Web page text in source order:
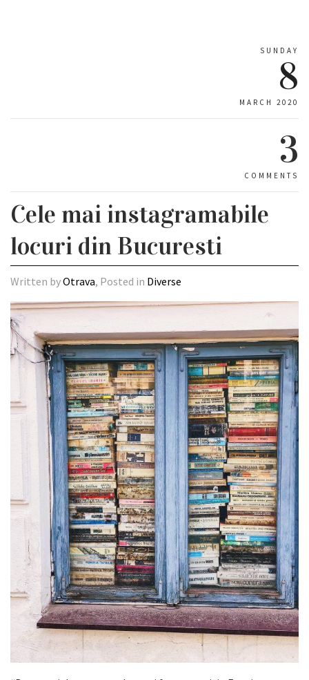
SUNDAY
8
MARCH 2020
3
COMMENTS
Cele mai instagramabile
locuri din Bucuresti
Written byOtrava, Posted in Diverse